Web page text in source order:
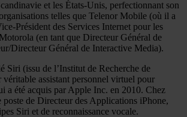
et les États-Unis, perfectionnant son
telles que Telenor Mobile (où il a
Président des Services Internet pour les
(en tant que Directeur Général de
Directeur Général de Interactive Media).
Siri (issu de l’Institut de Recherche de
assistant personnel virtuel pour
a été acquis par Apple Inc. en 2010. Chez
de Directeur des Applications iPhone,
Siri et de reconnaissance vocale.